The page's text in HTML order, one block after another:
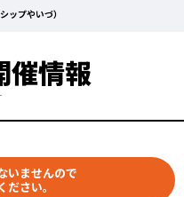
ップやいづ）
催情報
いませんので
さい。